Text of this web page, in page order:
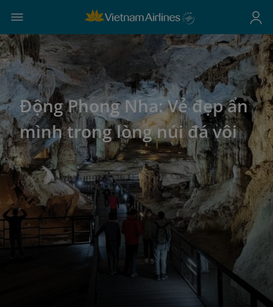
Động Phong Nha: Vẻ đẹp ẩn
mình trong lòng núi đá vôi